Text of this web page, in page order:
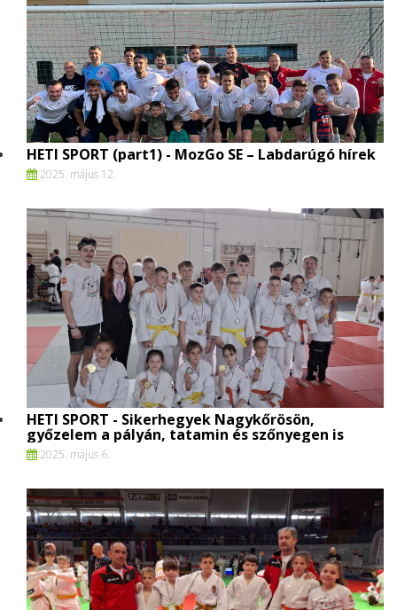
HETI SPORT (part1) - MozGo SE – Labdarúgó hírek
2025. május 12.
HETI SPORT - Sikerhegyek Nagykőrösön,
győzelem a pályán, tatamin és szőnyegen is
2025. május 6.